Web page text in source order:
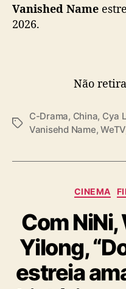
— Ni Ni 倪妮
Vanished Name
2026.
Não
T
s
C-Drama, China, Cya
Vanisehd Name,WeTV
CINEMA
Com NiNi,
Yilong,
estreia